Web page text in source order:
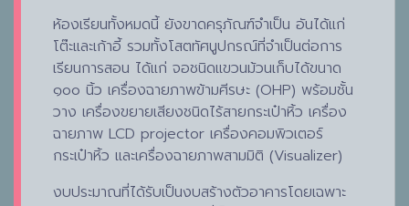
ห้องเรียนทั้งหมดนี้ ยังขาดครุภัณฑ์จำเป็น อันได้แก่
โต๊ะและเก้าอี้ รวมทั้งโสตทัศนูปกรณ์ที่จำเป็นต่อการ
เรียนการสอน ได้แก่ จอชนิดแขวนม้วนเก็บได้ขนาด
๑๐๐ นิ้ว เครื่องฉายภาพข้ามศีรษะ (OHP) พร้อมชั้น
วาง เครื่องขยายเสียงชนิดไร้สายกระเป๋าหิ้ว เครื่อง
ฉายภาพ LCD projector เครื่องคอมพิวเตอร์
กระเป๋าหิ้ว และเครื่องฉายภาพสามมิติ (Visualizer)
งบประมาณที่ได้รับเป็นงบสร้างตัวอาคารโดยเฉพาะ